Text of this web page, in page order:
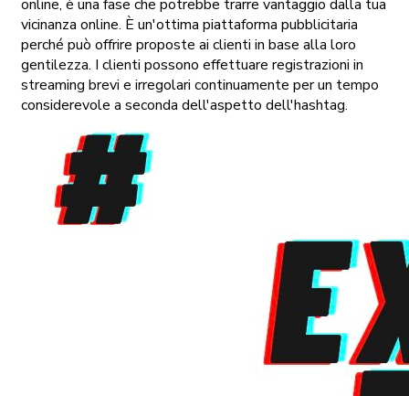
online, è una fase che potrebbe trarre vantaggio dalla tua
vicinanza online. È un'ottima piattaforma pubblicitaria
perché può offrire proposte ai clienti in base alla loro
gentilezza. I clienti possono effettuare registrazioni in
streaming brevi e irregolari continuamente per un tempo
considerevole a seconda dell'aspetto dell'hashtag.